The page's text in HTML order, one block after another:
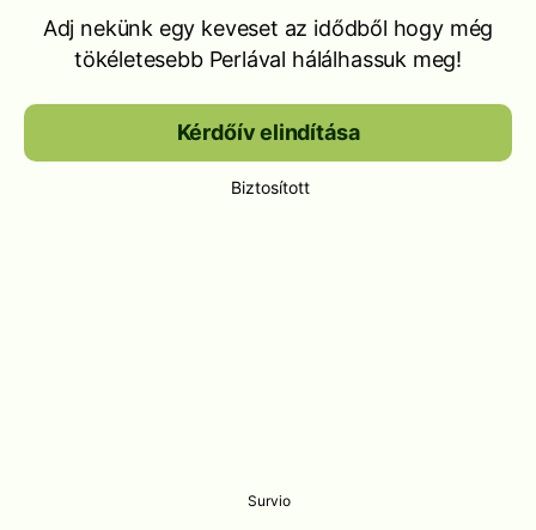
Adj nekünk egy keveset az idődből hogy még
tökéletesebb Perlával hálálhassuk meg!
Kérdőív elindítása
Biztosított
Survio